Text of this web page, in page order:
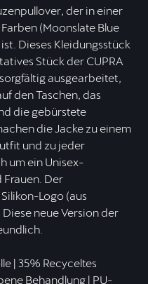
der in einer
(Moonslate Blue
Dieses Kleidungsstück
Stück der CUPRA
ausgearbeitet,
den Taschen, das
die gebürstete
die Jacke zu einem
und zu jeder
um ein Unisex-
Frauen. Der
Logo (aus
neue Version der
| 35% Recyceltes
Behandlung | PU-